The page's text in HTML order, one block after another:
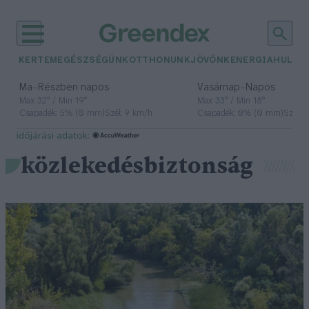
KERTEM EGÉSZSÉGÜNK OTTHONUNKJÖVŐNK ENERGIA
Ma– Részben napos
Max 32° / Min 19°
Csapadék: 5% (0 mm)Szél: 9 km/h
Vasárnap– Napos
Max 33° / Min 18°
Csapadék: 0% (0 mm)Szél:
időjárási adatok:
közlekedésbiztonság